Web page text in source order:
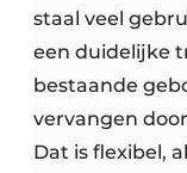
staal veel
een duidelijke
bestaande
vervangen
Dat is flexibel,